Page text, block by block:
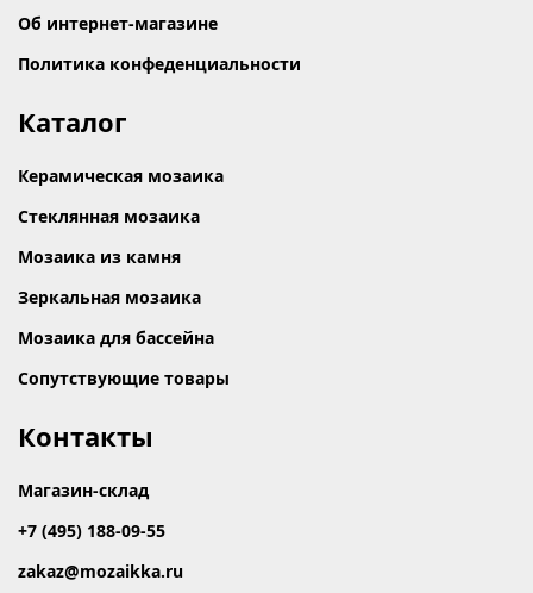
Об интернет-магазине
Политика конфеденциальности
Каталог
Керамическая мозаика
Стеклянная мозаика
Мозаика из камня
Зеркальная мозаика
Мозаика для бассейна
Сопутствующие товары
Контакты
Магазин-склад
+7 (495) 188-09-55
zakaz@mozaikka.ru